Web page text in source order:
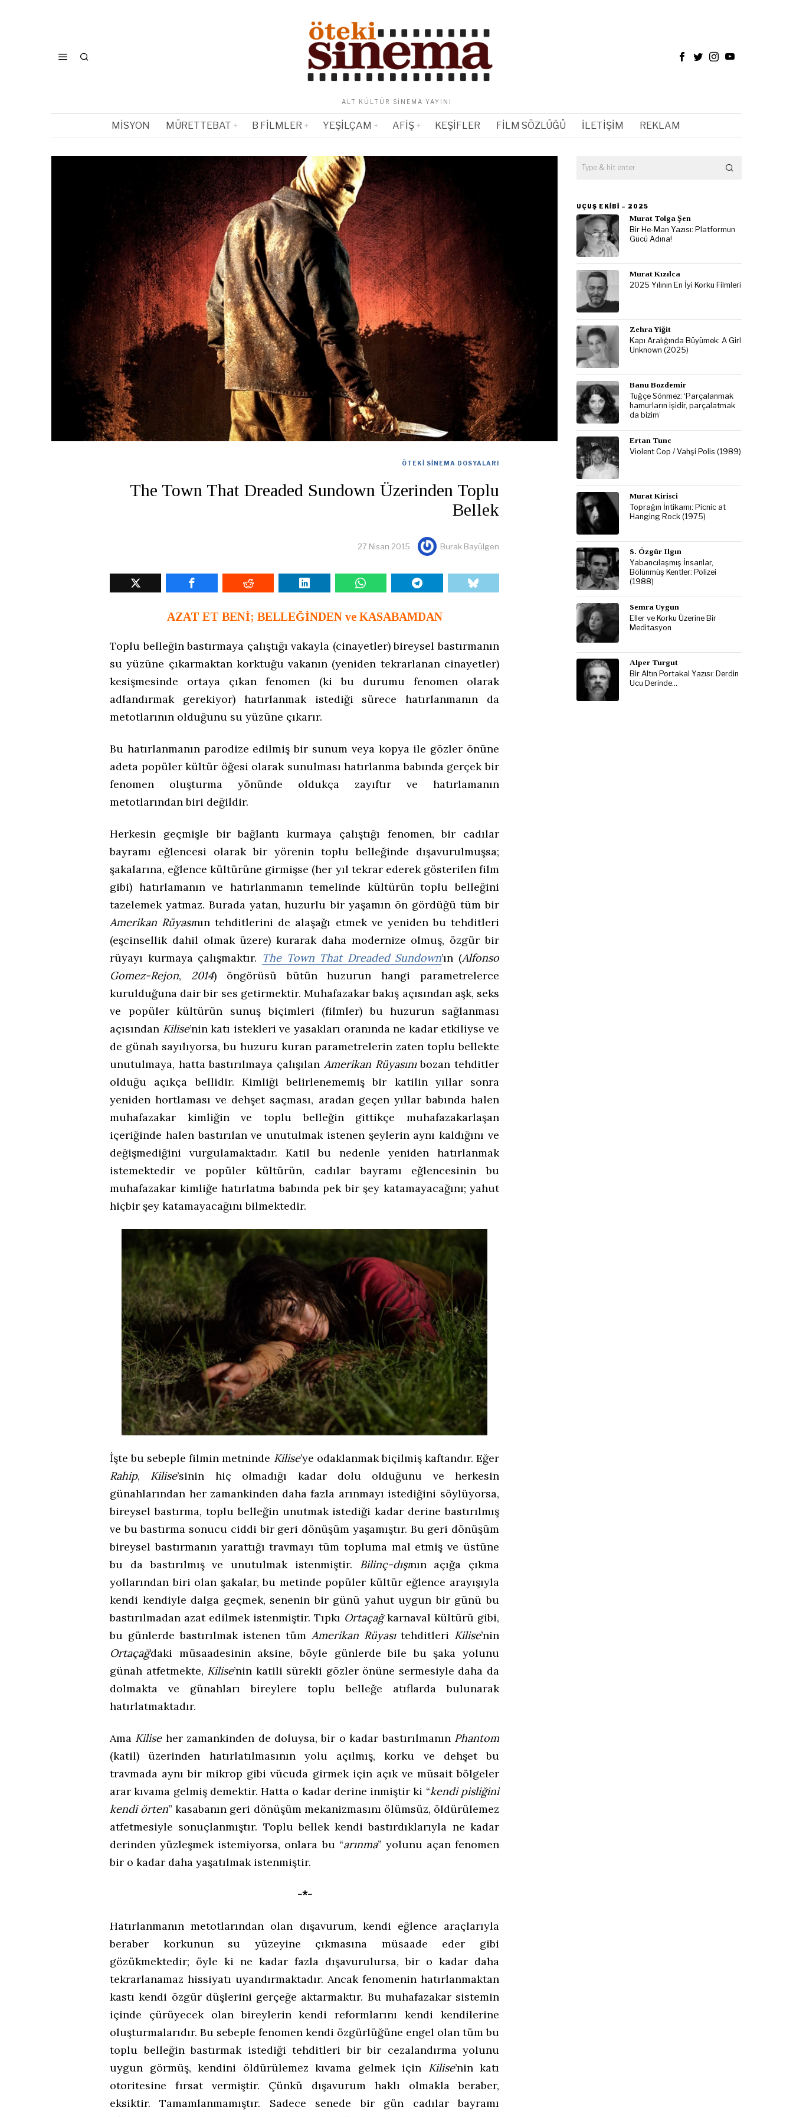
ALT KÜLTÜR SINEMA YAYINI
MISYON MÜRETTEBAT B FILMLER YEŞILÇAM AFIŞ KEŞIFLER FILM SÖZLÜĞÜ İLETIŞIM REKLAM
ÖTEKI SINEMA DOSYALARI
The Town That Dreaded Sundown Üzerinden Toplu
Bellek
27 Nisan 2015 Burak Bayülgen
AZAT ET BENİ; BELLEĞİNDEN ve KASABAMDAN
Toplu belleğin bastırmaya çalıştığı vakayla (cinayetler) bireysel bastırmanın
su yüzüne çıkarmaktan korktuğu vakanın (yeniden tekrarlanan cinayetler)
kesişmesinde ortaya çıkan fenomen (ki bu durumu fenomen olarak
adlandırmak gerekiyor) hatırlanmak istediği sürece hatırlanmanın da
metotlarının olduğunu su yüzüne çıkarır.
Bu hatırlanmanın parodize edilmiş bir sunum veya kopya ile gözler önüne
adeta popüler kültür öğesi olarak sunulması hatırlanma babında gerçek bir
fenomen oluşturma yönünde oldukça zayıftır ve hatırlamanın
metotlarından biri değildir.
Herkesin geçmişle bir bağlantı kurmaya çalıştığı fenomen, bir cadılar
bayramı eğlencesi olarak bir yörenin toplu belleğinde dışavurulmuşsa;
şakalarına, eğlence kültürüne girmişse (her yıl tekrar ederek gösterilen film
gibi) hatırlamanın ve hatırlanmanın temelinde kültürün toplu belleğini
tazelemek yatmaz. Burada yatan, huzurlu bir yaşamın ön gördüğü tüm bir
Amerikan Rüyasının tehditlerini de alaşağı etmek ve yeniden bu tehditleri
(eşcinsellik dahil olmak üzere) kurarak daha modernize olmuş, özgür bir
rüyayı kurmaya çalışmaktır. The Town That Dreaded Sundown’ın (Alfonso
Gomez-Rejon, 2014) öngörüsü bütün huzurun hangi parametrelerce
kurulduğuna dair bir ses getirmektir. Muhafazakar bakış açısından aşk, seks
ve popüler kültürün sunuş biçimleri (filmler) bu huzurun sağlanması
açısından Kilise’nin katı istekleri ve yasakları oranında ne kadar etkiliyse ve
de günah sayılıyorsa, bu huzuru kuran parametrelerin zaten toplu bellekte
unutulmaya, hatta bastırılmaya çalışılan Amerikan Rüyasınıbozan tehditler
olduğu açıkça bellidir. Kimliği belirlenememiş bir katilin yıllar sonra
yeniden hortlaması ve dehşet saçması, aradan geçen yıllar babında halen
muhafazakar kimliğin ve toplu belleğin gittikçe muhafazakarlaşan
içeriğinde halen bastırılan ve unutulmak istenen şeylerin aynı kaldığını ve
değişmediğini vurgulamaktadır. Katil bu nedenle yeniden hatırlanmak
istemektedir ve popüler kültürün, cadılar bayramı eğlencesinin bu
muhafazakar kimliğe hatırlatma babında pek bir şey katamayacağını; yahut
hiçbir şey katamayacağını bilmektedir.
İşte bu sebeple filmin metninde Kilise’ye odaklanmak biçilmiş kaftandır. Eğer
Rahip, Kilise’sinin hiç olmadığı kadar dolu olduğunu ve herkesin
günahlarından her zamankinden daha fazla arınmayı istediğini söylüyorsa,
bireysel bastırma, toplu belleğin unutmak istediği kadar derine bastırılmış
ve bu bastırma sonucu ciddi bir geri dönüşüm yaşamıştır. Bu geri dönüşüm
bireysel bastırmanın yarattığı travmayı tüm topluma mal etmiş ve üstüne
bu da bastırılmış ve unutulmak istenmiştir. Bilinç-dışının açığa çıkma
yollarından biri olan şakalar, bu metinde popüler kültür eğlence arayışıyla
kendi kendiyle dalga geçmek, senenin bir günü yahut uygun bir günü bu
bastırılmadan azat edilmek istenmiştir. Tıpkı Ortaçağkarnaval kültürü gibi,
bu günlerde bastırılmak istenen tüm Amerikan Rüyasıtehditleri Kilise’nin
Ortaçağ’daki müsaadesinin aksine, böyle günlerde bile bu şaka yolunu
günah atfetmekte, Kilise’nin katili sürekli gözler önüne sermesiyle daha da
dolmakta ve günahları bireylere toplu belleğe atıflarda bulunarak
hatırlatmaktadır.
Ama Kiliseher zamankinden de doluysa, bir o kadar bastırılmanın Phantom
(katil) üzerinden hatırlatılmasının yolu açılmış, korku ve dehşet bu
travmada aynı bir mikrop gibi vücuda girmek için açık ve müsait bölgeler
arar kıvama gelmiş demektir. Hatta o kadar derine inmiştir ki “kendi pisliğini
kendi örten” kasabanın geri dönüşüm mekanizmasını ölümsüz, öldürülemez
atfetmesiyle sonuçlanmıştır. Toplu bellek kendi bastırdıklarıyla ne kadar
derinden yüzleşmek istemiyorsa, onlara bu “arınma” yolunu açan fenomen
bir o kadar daha yaşatılmak istenmiştir.
-*-
Hatırlanmanın metotlarından olan dışavurum, kendi eğlence araçlarıyla
beraber korkunun su yüzeyine çıkmasına müsaade eder gibi
gözükmektedir; öyle ki ne kadar fazla dışavurulursa, bir o kadar daha
tekrarlanamaz hissiyatı uyandırmaktadır. Ancak fenomenin hatırlanmaktan
kastı kendi özgür düşlerini gerçeğe aktarmaktır. Bu muhafazakar sistemin
içinde çürüyecek olan bireylerin kendi reformlarını kendi kendilerine
oluşturmalarıdır. Bu sebeple fenomen kendi özgürlüğüne engel olan tüm bu
toplu belleğin bastırmak istediği tehditleri bir bir cezalandırma yolunu
uygun görmüş, kendini öldürülemez kıvama gelmek için Kilise’nin katı
otoritesine fırsat vermiştir. Çünkü dışavurum haklı olmakla beraber,
eksiktir. Tamamlanmamıştır. Sadece senede bir gün cadılar bayramı
UÇUŞ EKIBI – 2025
Murat Tolga Şen
Bir He-Man Yazısı: Platformun
Gücü Adına!
Murat Kızılca
2025 Yılının En İyi Korku Filmleri
Zehra Yiğit
Kapı Aralığında Büyümek: A Girl
Unknown (2025)
Banu Bozdemir
Tuğçe Sönmez: ‘Parçalanmak
hamurların işidir, parçalatmak
da bizim’
Ertan Tunc
Violent Cop / Vahşi Polis (1989)
Murat Kirisci
Toprağın İntikamı: Picnic at
Hanging Rock (1975)
S. Özgür Ilgın
Yabancılaşmış İnsanlar,
Bölünmüş Kentler: Polizei
(1988)
Semra Uygun
Eller ve Korku Üzerine Bir
Meditasyon
Alper Turgut
Bir Altın Portakal Yazısı: Derdin
Ucu Derinde…